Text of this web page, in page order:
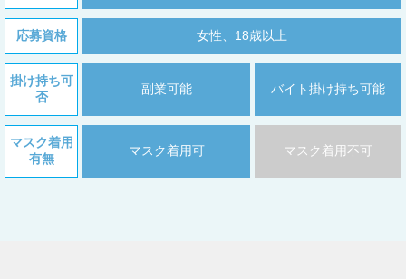
応募資格 女性、18歳以上
掛け持ち可
否
副業可能 バイト掛け持ち可能
マスク着用
有無
マスク着用可 マスク着用不可